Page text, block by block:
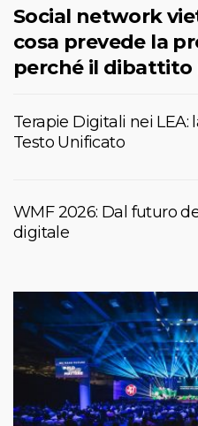
Social network
cosa prevede la
perché il dibattito
Terapie Digitali nei LEA:
Testo Unificato
WMF 2026: Dal futuro
digitale